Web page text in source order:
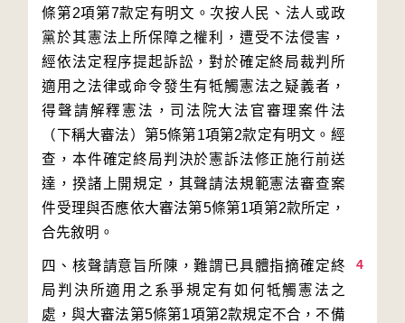
條第2項第7款定有明文。次按人民、法人或政
黨於其憲法上所保障之權利，遭受不法侵害，
經依法定程序提起訴訟，對於確定終局裁判所
適用之法律或命令發生有牴觸憲法之疑義者，
得聲請解釋憲法，司法院大法官審理案件法
（下稱大審法）第5條第1項第2款定有明文。經
查，本件確定終局判決於憲訴法修正施行前送
達，揆諸上開規定，其聲請法規範憲法審查案
件受理與否應依大審法第5條第1項第2款所定，
4
四、核聲請意旨所陳，難謂已具體指摘確定終
局判決所適用之系爭規定有如何牴觸憲法之
處，與大審法第5條第1項第2款規定不合，不備